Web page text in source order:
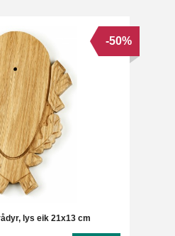
lys eik 21x13 cm
-50%